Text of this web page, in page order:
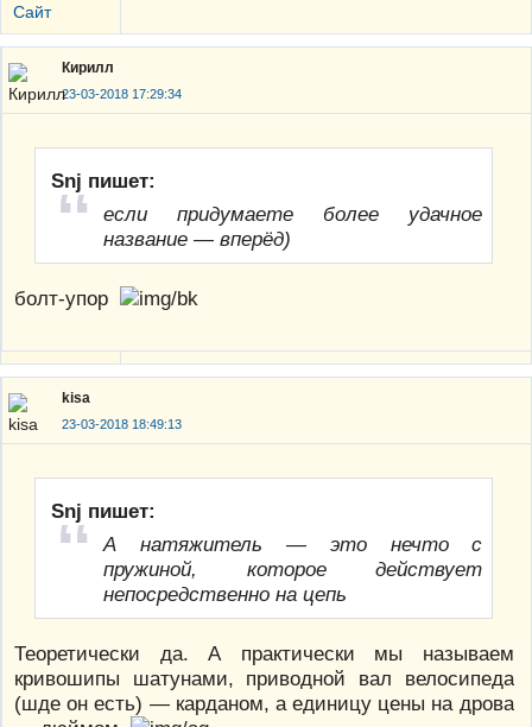
Сайт
Кирилл
23-03-2018 17:29:34
Snj пишет:
если придумаете более удачное
название — вперёд)
болт-упор
kisa
23-03-2018 18:49:13
Snj пишет:
А натяжитель — это нечто с
пружиной, которое действует
непосредственно на цепь
Теоретически да. А практически мы называем
кривошипы шатунами, приводной вал велосипеда
(шде он есть) — карданом, а единицу цены на дрова